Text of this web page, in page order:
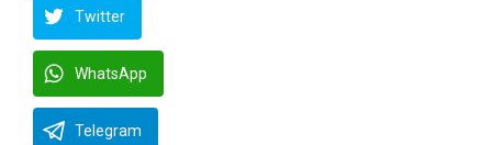
Twitter
WhatsApp
Telegram